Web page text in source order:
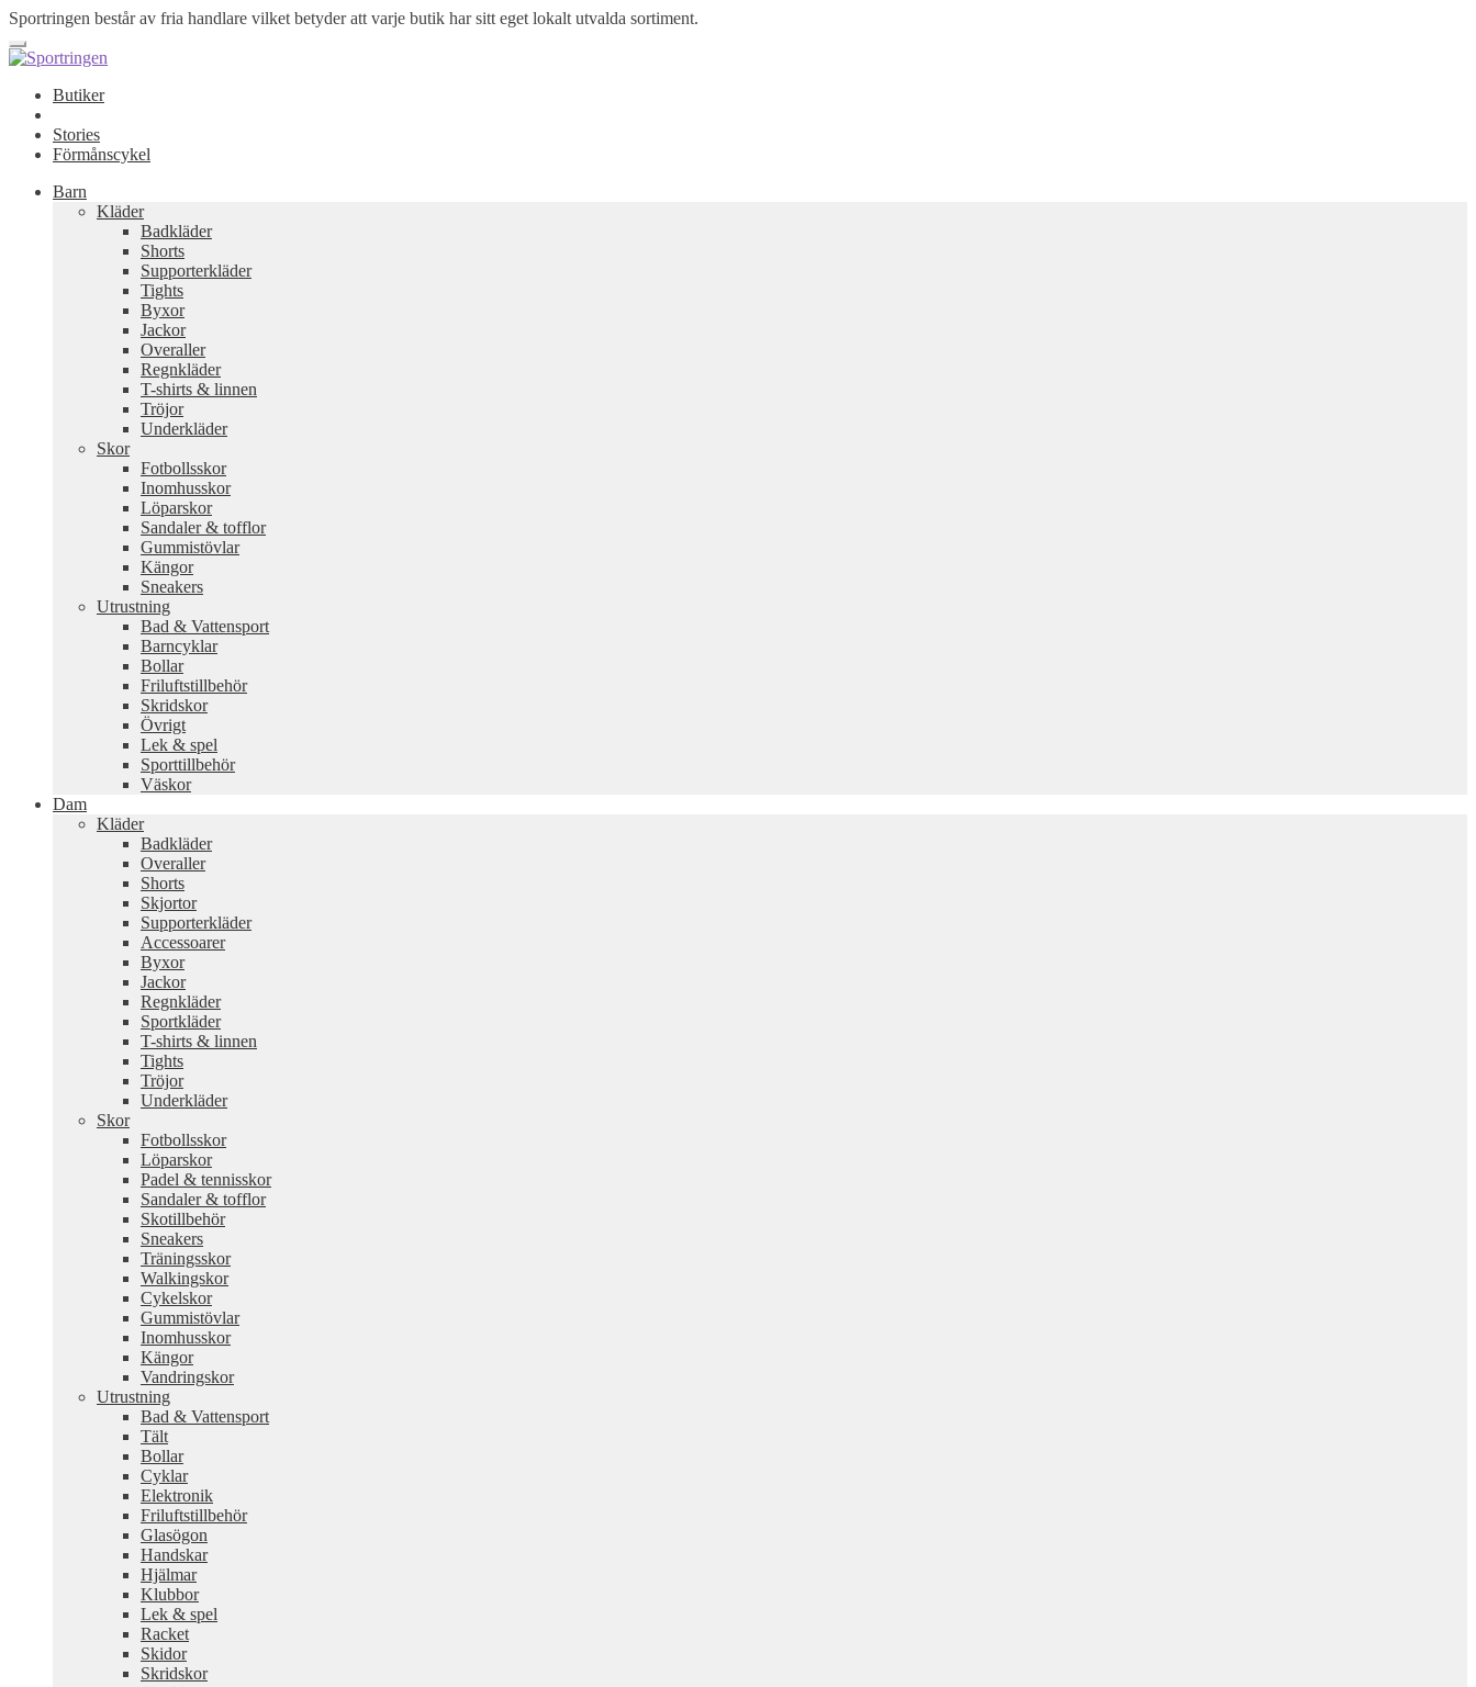
Sportringen består av fria handlare vilket betyder att varje butik har sitt eget lokalt utvalda sortiment.
Butiker
Stories
Förmånscykel
Barn
Kläder
Badkläder
Shorts
Supporterkläder
Tights
Byxor
Jackor
Overaller
Regnkläder
T-shirts & linnen
Tröjor
Underkläder
Skor
Fotbollsskor
Inomhusskor
Löparskor
Sandaler & tofflor
Gummistövlar
Kängor
Sneakers
Utrustning
Bad & Vattensport
Barncyklar
Bollar
Friluftstillbehör
Skridskor
Övrigt
Lek & spel
Sporttillbehör
Väskor
Dam
Kläder
Badkläder
Overaller
Shorts
Skjortor
Supporterkläder
Accessoarer
Byxor
Jackor
Regnkläder
Sportkläder
T-shirts & linnen
Tights
Tröjor
Underkläder
Skor
Fotbollsskor
Löparskor
Padel & tennisskor
Sandaler & tofflor
Skotillbehör
Sneakers
Träningsskor
Walkingskor
Cykelskor
Gummistövlar
Inomhusskor
Kängor
Vandringskor
Utrustning
Bad & Vattensport
Tält
Bollar
Cyklar
Elektronik
Friluftstillbehör
Glasögon
Handskar
Hjälmar
Klubbor
Lek & spel
Racket
Skidor
Skridskor